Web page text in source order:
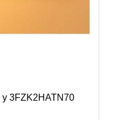
3FZK2HATN70